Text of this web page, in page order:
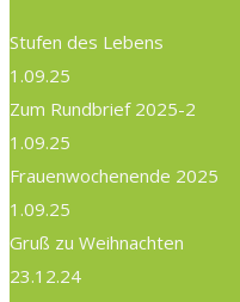
Stufen des Lebens
1.09.25
Zum Rundbrief 2025-2
1.09.25
Frauenwochenende 2025
1.09.25
Gruß zu Weihnachten
23.12.24